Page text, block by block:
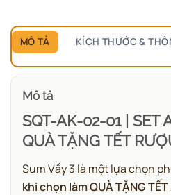
MÔ TẢ KÍCH THƯỚC &
Mô tả
SQT-AK-02-01 | SET
QUÀ TẶNG TẾT
Sum Vầy 3 là một lựa chọn
khi chọn làm QUÀ TẶNG